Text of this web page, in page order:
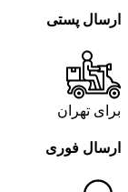
ارسال پستی
برای تهران
ارسال فوری